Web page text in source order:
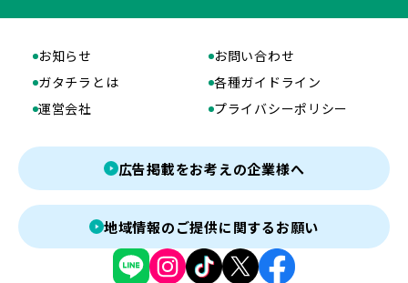
お知らせ
お問い合わせ
ガタチラとは
各種ガイドライン
運営会社
プライバシーポリシー
広告掲載をお考えの企業様へ
地域情報のご提供に関するお願い